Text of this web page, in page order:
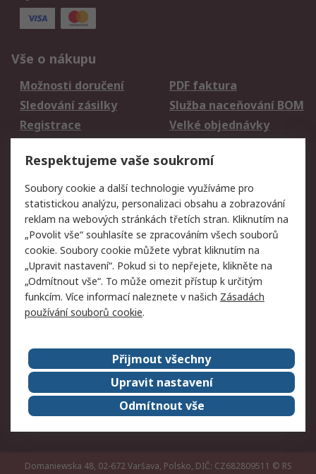
Vše o nákupu
Možnosti doručení
PDF faktura
Sledování zásilky
Služba naceňování BOM
Registrace
Velké objednávky
Právní
Autorská práva
Obchodní podmínky
společnosti RS
Prohlášení o ochraně
údajů
Zabezpečení
elektronické pošty
Zásady pro soubory
cookie
Zásady ochrany
osobních údajů
Kontakt
O naší společnosti
RS Group
Kariéra
Ocenění
ESG
Domaniewska 48, 02-672 Varšava, Polsko, DIČ: CZ682809511 © RS
Respektujeme vaše soukromí
Soubory cookie a další technologie využíváme pro
statistickou analýzu, personalizaci obsahu a zobrazování
reklam na webových stránkách třetích stran. Kliknutím na
„Povolit vše“ souhlasíte se zpracováním všech souborů
cookie. Soubory cookie můžete vybrat kliknutím na
„Upravit nastavení“. Pokud si to nepřejete, klikněte na
„Odmítnout vše“. To může omezit přístup k určitým
funkcím. Více informací naleznete v našich Zásadách
používání souborů cookie.
Přijmout všechny
Upravit nastavení
Odmítnout vše